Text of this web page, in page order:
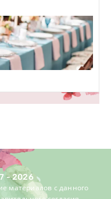
- 2026
материалов с данного